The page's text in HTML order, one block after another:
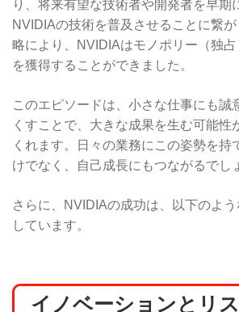
り、将来有望な技術者や開発者を早期
NVIDIAの技術を普及させることに繋
略により、NVIDIAはモノポリー（独
を獲得することができました。
このエピソードは、小さな仕事にも誠
くすことで、大きな成果を生む可能性
くれます。日々の業務にこの姿勢を持
けでなく、自己成長にもつながるでし
さらに、NVIDIAの成功は、以下のよ
しています。
イノベーションとリ